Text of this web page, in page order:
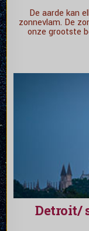
De aarde kan
zonnevlam. De
onze grootste
Detroit/